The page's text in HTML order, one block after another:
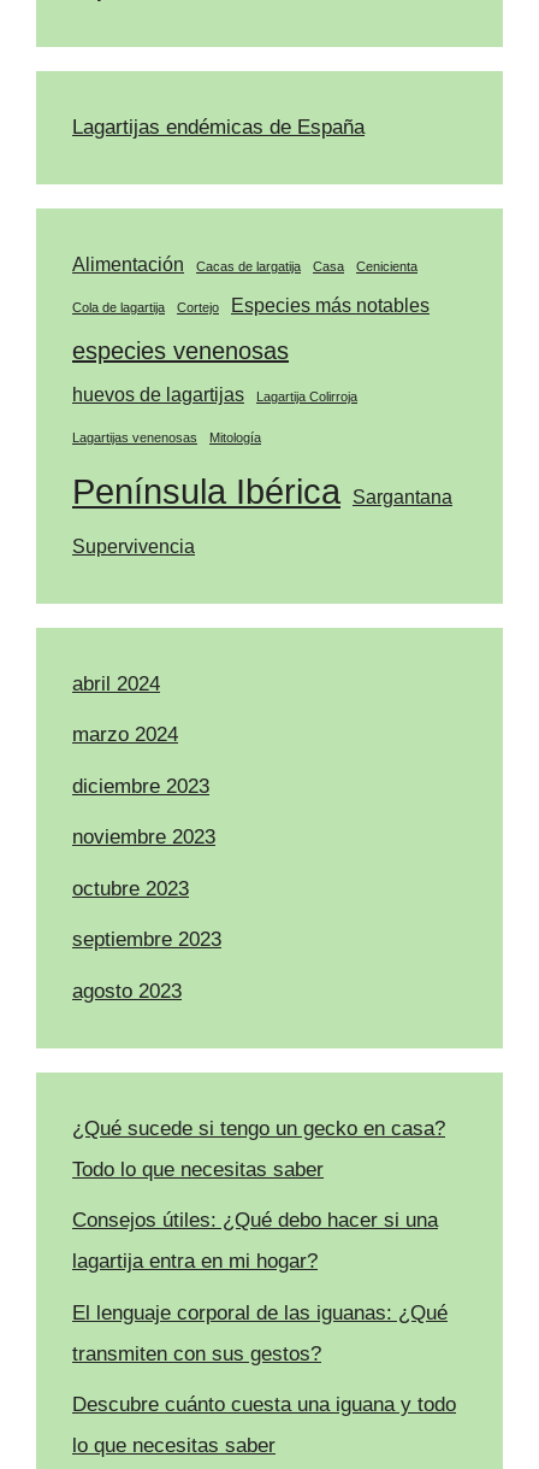
Lagartijas endémicas de España
Alimentación Cacas de largatija Casa Cenicienta
Cola de lagartija Cortejo Especies más notables
especies venenosas
huevos de lagartijas Lagartija Colirroja
Lagartijas venenosas Mitología
Península Ibérica Sargantana
Supervivencia
abril 2024
marzo 2024
diciembre 2023
noviembre 2023
octubre 2023
septiembre 2023
agosto 2023
¿Qué sucede si tengo un gecko en casa?
Todo lo que necesitas saber
Consejos útiles: ¿Qué debo hacer si una
lagartija entra en mi hogar?
El lenguaje corporal de las iguanas: ¿Qué
transmiten con sus gestos?
Descubre cuánto cuesta una iguana y todo
lo que necesitas saber